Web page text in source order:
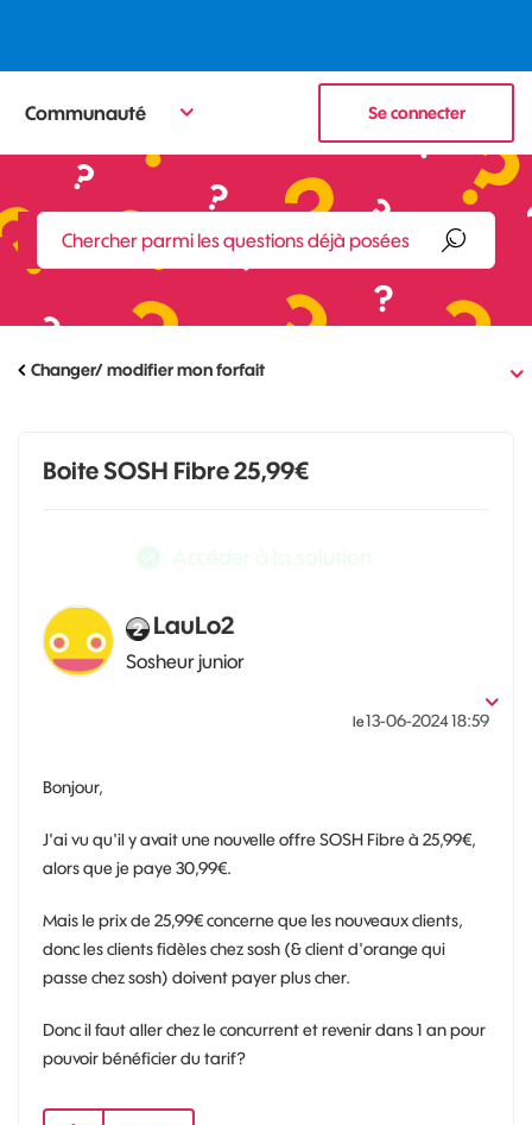
Communauté Se connecter
Changer/ modifier mon forfait
Boite SOSH Fibre 25,99€
LauLo2
Sosheur junior
le‎13-06-202418:59
Bonjour,
J'ai vu qu'il y avait une nouvelle offre SOSH Fibre à 25,99€,
alors que je paye 30,99€.
Mais le prix de 25,99€ concerne que les nouveaux clients,
donc les clients fidèles chez sosh (& client d'orange qui
passe chez sosh) doivent payer plus cher.
Donc il faut aller chez le concurrent et revenir dans 1 an pour
pouvoir bénéficier du tarif?